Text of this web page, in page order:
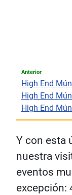
Anterior
High End
High End
High End
Y con esta
nuestra
eventos
excepción: